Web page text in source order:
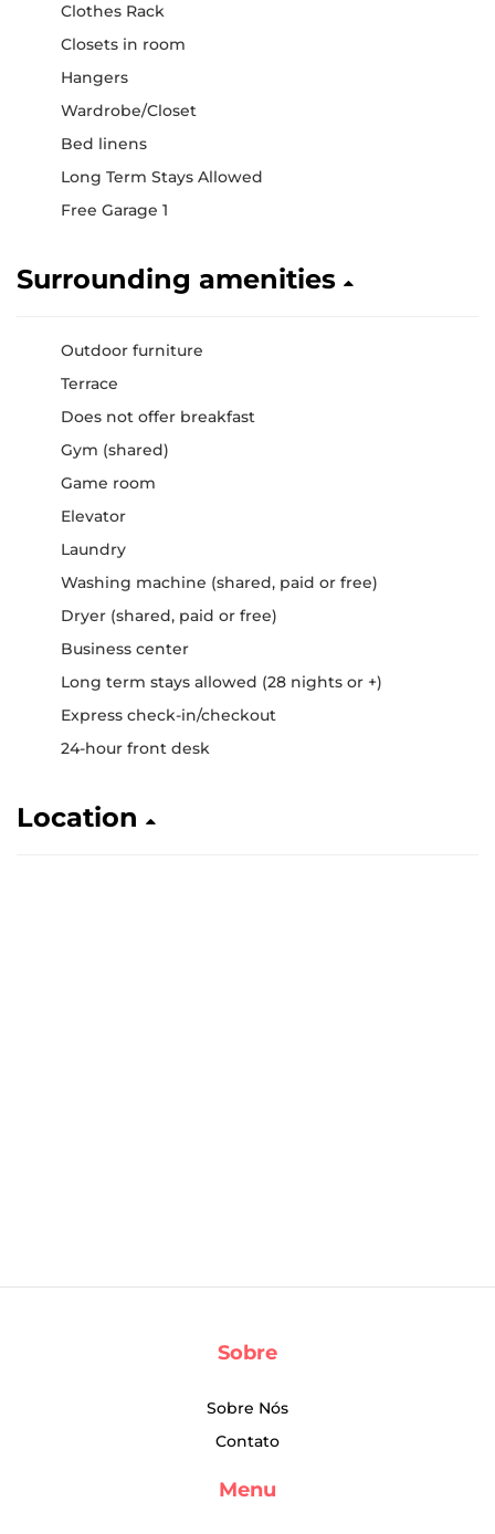
Clothes Rack
Closets in room
Hangers
Wardrobe/Closet
Bed linens
Long Term Stays Allowed
Free Garage 1
Surrounding amenities
Outdoor furniture
Terrace
Does not offer breakfast
Gym (shared)
Game room
Elevator
Laundry
Washing machine (shared, paid or free)
Dryer (shared, paid or free)
Business center
Long term stays allowed (28 nights or +)
Express check-in/checkout
24-hour front desk
Location
Sobre
Sobre Nós
Contato
Menu